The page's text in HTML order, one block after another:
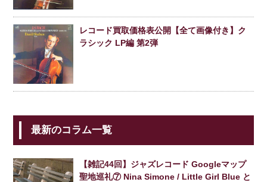
レコード買取価格表公開【全て画像付き】ク
ラシック LP編 第2弾
最新のコラム一覧
【雑記44回】ジャズレコード Googleマップ
聖地巡礼⑦ Nina Simone / Little Girl Blue と